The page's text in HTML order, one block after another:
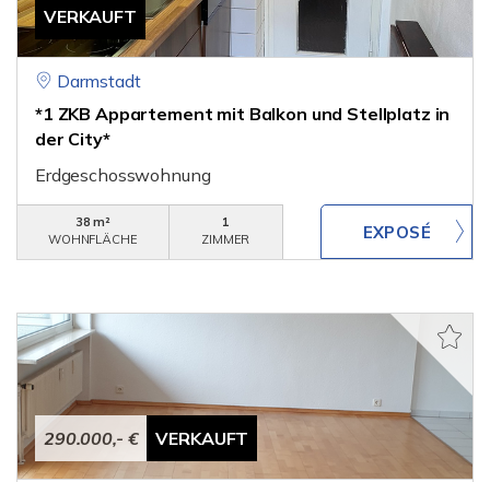
VERKAUFT
Darmstadt
*1 ZKB Appartement mit Balkon und Stellplatz in
der City*
Erdgeschosswohnung
38 m²
WOHNFLÄCHE
1
ZIMMER
290.000,- € VERKAUFT